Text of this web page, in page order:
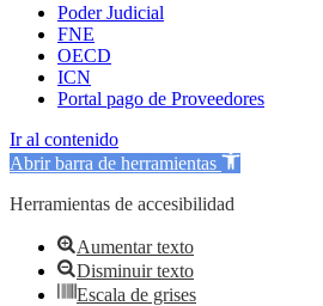
Poder Judicial
FNE
OECD
ICN
Portal pago de Proveedores
Ir al contenido
Abrir barra de herramientas
Herramientas de accesibilidad
Aumentar texto
Disminuir texto
Escala de grises